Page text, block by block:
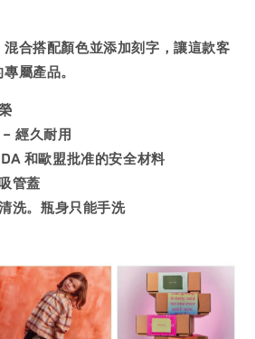
合搭配顏色並添加刻字，讓這款客
屬產品。
經久耐用
和歐盟批准的安全材料
管蓋
洗。瓶身只能手洗